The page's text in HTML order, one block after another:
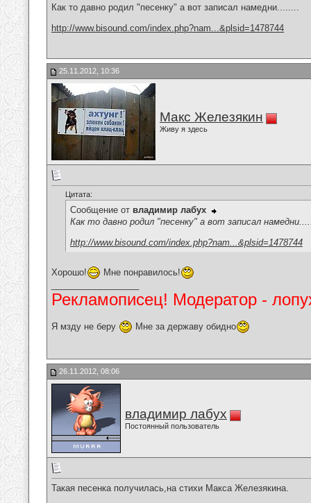
Как то давно родил "песенку" а вот записал намедни........
http://www.bisound.com/index.php?nam...&plsid=1478744
25.11.2012, 10:36
Макс Железякин
Живу я здесь
Цитата:
Сообщение от владимир лабух
Как то давно родил "песенку" а вот записал
http://www.bisound.com/index.php?nam...&plsid=1478744
Хорошо!
Мне понравилось!
Рекламописец! Модератор -
Я мзду не беру Мне за державу обидно
26.11.2012, 08:06
владимир лабух
Постоянный пользователь
Такая песенка получилась,на стихи Макса Железякина.